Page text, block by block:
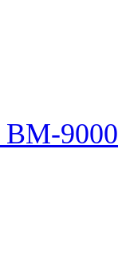
9000